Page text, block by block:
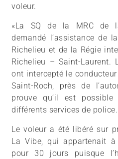
voleur.
«La SQ de la MRC de
demandé l’assistance de
Richelieu et de la Régie
Richelieu – Saint-Laurent.
ont intercepté le
Saint-Roch, près de
prouve qu’il est
différents services de
Le voleur a été libéré sur
La Vibe, qui appartenait
pour 30 jours puisque